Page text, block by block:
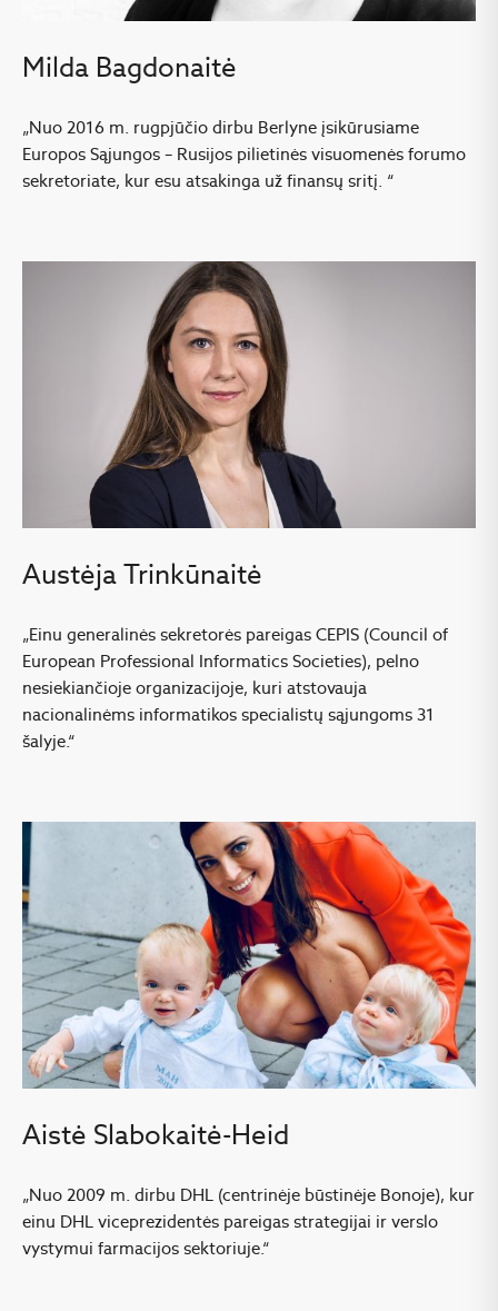
Milda Bagdonaitė
„Nuo 2016 m. rugpjūčio dirbu Berlyne įsikūrusiame
Europos Sąjungos – Rusijos pilietinės visuomenės forumo
sekretoriate, kur esu atsakinga už finansų sritį. “
Austėja Trinkūnaitė
„Einu generalinės sekretorės pareigas CEPIS (Council of
European Professional Informatics Societies), pelno
nesiekiančioje organizacijoje, kuri atstovauja
nacionalinėms informatikos specialistų sąjungoms 31
šalyje.“
Aistė Slabokaitė-Heid
„Nuo 2009 m. dirbu DHL (centrinėje būstinėje Bonoje), kur
einu DHL viceprezidentės pareigas strategijai ir verslo
vystymui farmacijos sektoriuje.“